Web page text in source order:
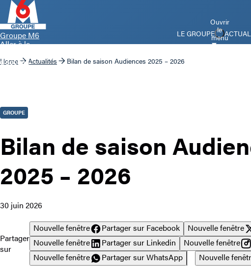
Groupe M6
Aller à la
d’accueil
LE GROUPE
Ouvrir
le
menu
Home Actualités Bilan de saison Audiences 2025 – 2026
GROUPE
Bilan de saison
2025 – 2026
30 juin 2026
Partager
sur
Nouvelle fenêtre Partager sur Facebook Nouvelle fenêtre
Nouvelle fenêtre
Partager sur Linkedin Nouvelle fenêtre
Nouvelle fenêtre
Partager sur WhatsApp Nouvelle